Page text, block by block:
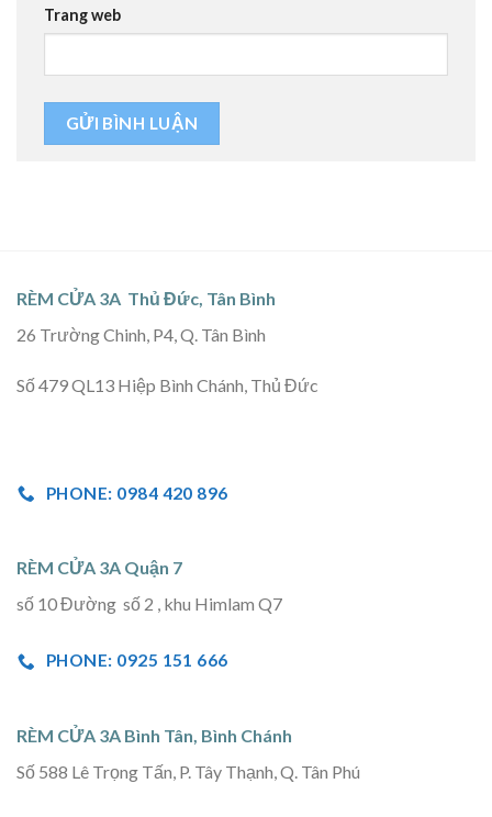
Trang web
RÈM CỬA 3A Thủ Đức, Tân Bình
26 Trường Chinh, P4, Q. Tân Bình
Số 479 QL13 Hiệp Bình Chánh, Thủ Đức
PHONE: 0984 420 896
RÈM CỬA 3A Quận 7
số 10 Đường số 2 , khu Himlam Q7
PHONE: 0925 151 666
RÈM CỬA 3A Bình Tân, Bình Chánh
Số 588 Lê Trọng Tấn, P. Tây Thạnh, Q. Tân Phú